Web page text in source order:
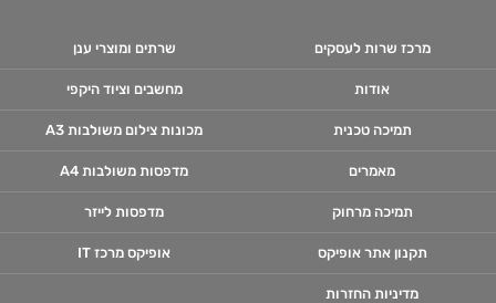
מרכז שרות לעסקים
אודות
תמיכה טכנית
מאמרים
תמיכה מרחוק
תקנון אתר אופיקס
מדיניות החזרות
שרתים ומוצרי ענן
מחשבים וציוד היקפי
מכונות צילום משולבות A3
מדפסות משולבות A4
מדפסות לייזר
אופיקס מרכז IT